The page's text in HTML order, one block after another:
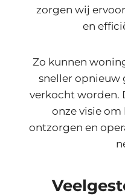
zorgen wij
en
Zo kunnen
sneller opnieuw
verkocht worden.
onze visie
ontzorgen en